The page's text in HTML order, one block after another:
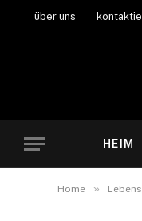
über uns
HEIM
Home »